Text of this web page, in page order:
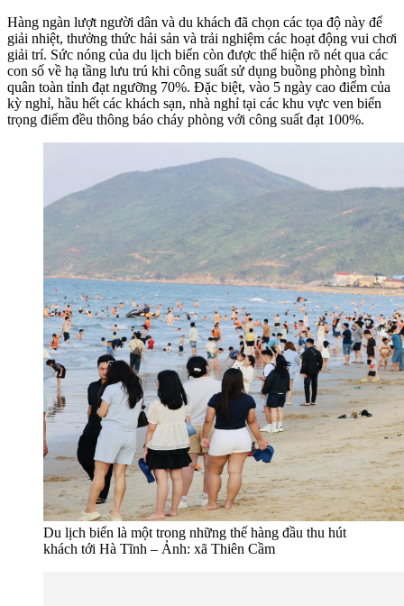
Hàng ngàn lượt người dân và du khách đã chọn các tọa độ này để
giải nhiệt, thưởng thức hải sản và trải nghiệm các hoạt động vui chơi
giải trí. Sức nóng của du lịch biển còn được thể hiện rõ nét qua các
con số về hạ tầng lưu trú khi công suất sử dụng buồng phòng bình
quân toàn tỉnh đạt ngưỡng 70%. Đặc biệt, vào 5 ngày cao điểm của
kỳ nghỉ, hầu hết các khách sạn, nhà nghỉ tại các khu vực ven biển
trọng điểm đều thông báo cháy phòng với công suất đạt 100%.
Du lịch biển là một trong những thế hàng đầu thu hút
khách tới Hà Tĩnh – Ảnh: xã Thiên Cầm